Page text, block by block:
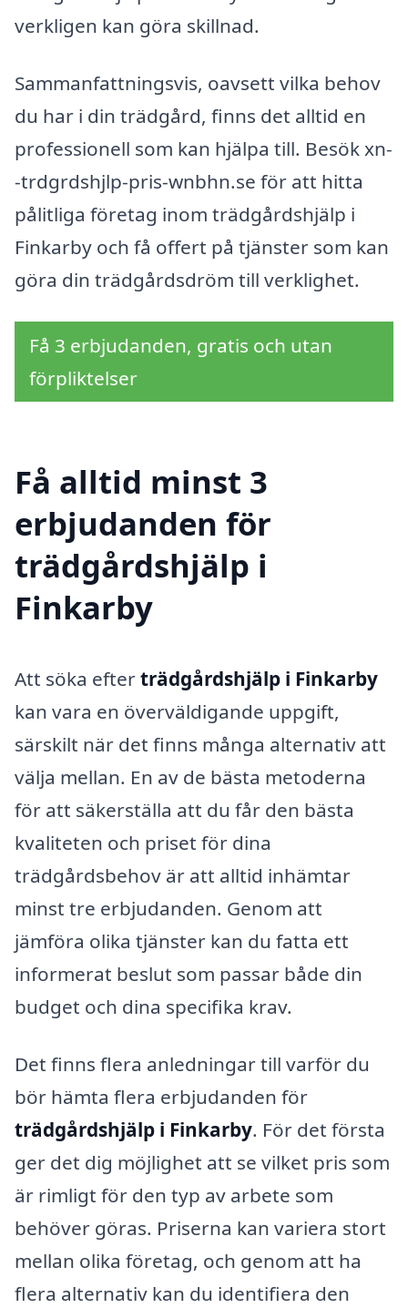
verkligen kan göra skillnad.
Sammanfattningsvis, oavsett vilka behov
du har i din trädgård, finns det alltid en
professionell som kan hjälpa till. Besök xn-
-trdgrdshjlp-pris-wnbhn.se för att hitta
pålitliga företag inom trädgårdshjälp i
Finkarby och få offert på tjänster som kan
göra din trädgårdsdröm till verklighet.
Få 3 erbjudanden, gratis och utan
förpliktelser
Få alltid minst 3
erbjudanden för
trädgårdshjälp i
Finkarby
Att söka efterträdgårdshjälp i Finkarby
kan vara en överväldigande uppgift,
särskilt när det finns många alternativ att
välja mellan. En av de bästa metoderna
för att säkerställa att du får den bästa
kvaliteten och priset för dina
trädgårdsbehov är att alltid inhämtar
minst tre erbjudanden. Genom att
jämföra olika tjänster kan du fatta ett
informerat beslut som passar både din
budget och dina specifika krav.
Det finns flera anledningar till varför du
bör hämta flera erbjudanden för
trädgårdshjälp i Finkarby. För det första
ger det dig möjlighet att se vilket pris som
är rimligt för den typ av arbete som
behöver göras. Priserna kan variera stort
mellan olika företag, och genom att ha
flera alternativ kan du identifiera den